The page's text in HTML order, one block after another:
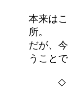
本来は
所。
だが、
うこと
◇